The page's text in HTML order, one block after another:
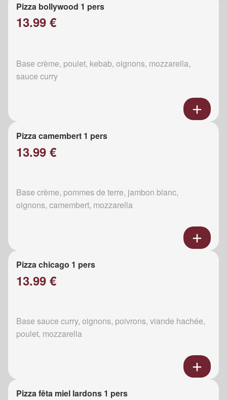
Pizza bollywood 1 pers
13.99 €
Base crème, poulet, kebab, oignons, mozzarella,
sauce curry
Pizza camembert 1 pers
13.99 €
Base crème, pommes de terre, jambon blanc,
oignons, camembert, mozzarella
Pizza chicago 1 pers
13.99 €
Base sauce curry, oignons, poivrons, viande hachée,
poulet, mozzarella
Pizza fêta miel lardons 1 pers